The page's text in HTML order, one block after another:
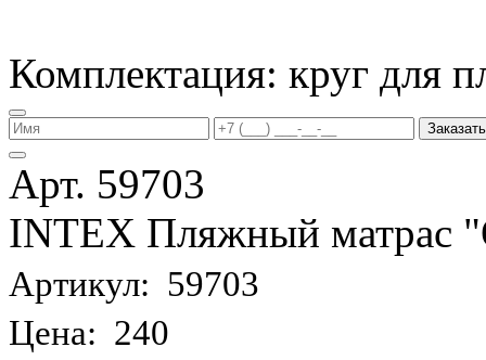
Комплектация: круг для
Заказать
Арт. 59703
INTEX Пляжный
Артикул: 59703
Цена: 240